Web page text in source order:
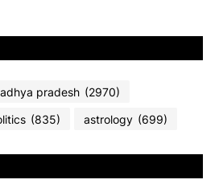
pradesh (2970)
(835) astrology (699)